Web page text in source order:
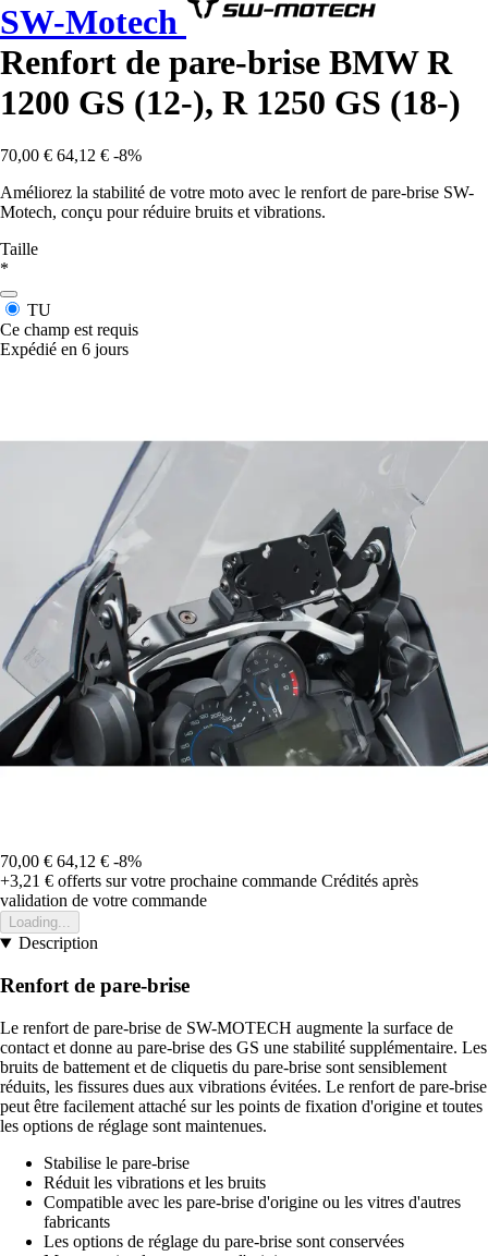
SW-Motech
Renfort de pare-brise BMW R
1200 GS (12-), R 1250 GS (18-)
70,00 € 64,12 € -8%
Améliorez la stabilité de votre moto avec le renfort de pare-brise SW-
Motech, conçu pour réduire bruits et vibrations.
Taille
*
TU
Ce champ est requis
Expédié en 6 jours
70,00 € 64,12 € -8%
+3,21 € offerts sur votre prochaine commande Crédités après
validation de votre commande
Loading...
Description
Renfort de pare-brise
Le renfort de pare-brise de SW-MOTECH augmente la surface de
contact et donne au pare-brise des GS une stabilité supplémentaire. Les
bruits de battement et de cliquetis du pare-brise sont sensiblement
réduits, les fissures dues aux vibrations évitées. Le renfort de pare-brise
peut être facilement attaché sur les points de fixation d'origine et toutes
les options de réglage sont maintenues.
Stabilise le pare-brise
Réduit les vibrations et les bruits
Compatible avec les pare-brise d'origine ou les vitres d'autres
fabricants
Les options de réglage du pare-brise sont conservées